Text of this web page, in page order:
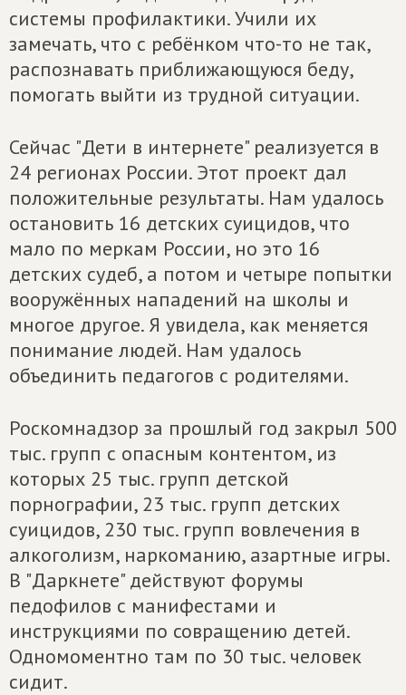
системы профилактики. Учили их
замечать, что с ребёнком что-то не так,
распознавать приближающуюся беду,
помогать выйти из трудной ситуации.
Сейчас "Дети в интернете" реализуется в
24 регионах России. Этот проект дал
положительные результаты. Нам удалось
остановить 16 детских суицидов, что
мало по меркам России, но это 16
детских судеб, а потом и четыре попытки
вооружённых нападений на школы и
многое другое. Я увидела, как меняется
понимание людей. Нам удалось
объединить педагогов с родителями.
Роскомнадзор за прошлый год закрыл 500
тыс. групп с опасным контентом, из
которых 25 тыс. групп детской
порнографии, 23 тыс. групп детских
суицидов, 230 тыс. групп вовлечения в
алкоголизм, наркоманию, азартные игры.
В "Даркнете" действуют форумы
педофилов с манифестами и
инструкциями по совращению детей.
Одномоментно там по 30 тыс. человек
сидит.